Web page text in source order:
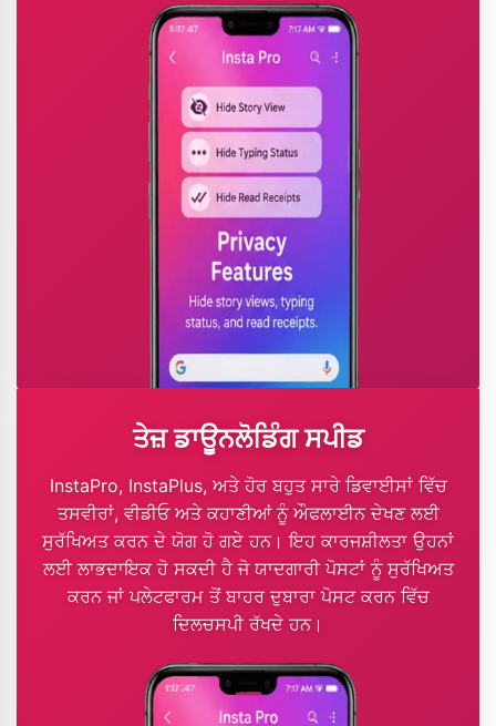
ਤੇਜ਼ ਡਾਊਨਲੋਡਿੰਗ ਸਪੀਡ
InstaPro, InstaPlus, ਅਤੇ ਹੋਰ ਬਹੁਤ ਸਾਰੇ ਡਿਵਾਈਸਾਂ ਵਿੱਚ
ਤਸਵੀਰਾਂ, ਵੀਡੀਓ ਅਤੇ ਕਹਾਣੀਆਂ ਨੂੰ ਔਫਲਾਈਨ ਦੇਖਣ ਲਈ
ਸੁਰੱਖਿਅਤ ਕਰਨ ਦੇ ਯੋਗ ਹੋ ਗਏ ਹਨ। ਇਹ ਕਾਰਜਸ਼ੀਲਤਾ ਉਹਨਾਂ
ਲਈ ਲਾਭਦਾਇਕ ਹੋ ਸਕਦੀ ਹੈ ਜੋ ਯਾਦਗਾਰੀ ਪੋਸਟਾਂ ਨੂੰ ਸੁਰੱਖਿਅਤ
ਕਰਨ ਜਾਂ ਪਲੇਟਫਾਰਮ ਤੋਂ ਬਾਹਰ ਦੁਬਾਰਾ ਪੋਸਟ ਕਰਨ ਵਿੱਚ
ਦਿਲਚਸਪੀ ਰੱਖਦੇ ਹਨ।